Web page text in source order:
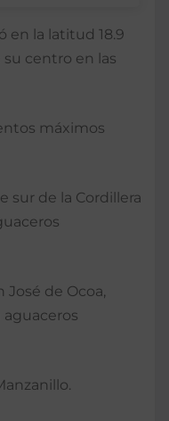
en la latitud 18.9
su centro en las
máximos
sur de la Cordillera
José de Ocoa,
aguaceros